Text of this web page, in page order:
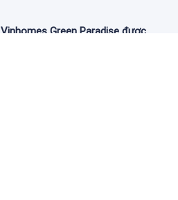
Vinhomes Green Paradise được